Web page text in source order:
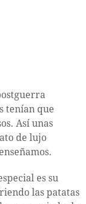
tenían que
Así unas
de lujo
es su
las patatas